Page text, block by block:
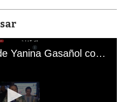
El mal momento de Yanina Gasañol con un hincha argentino en "Subrayado"